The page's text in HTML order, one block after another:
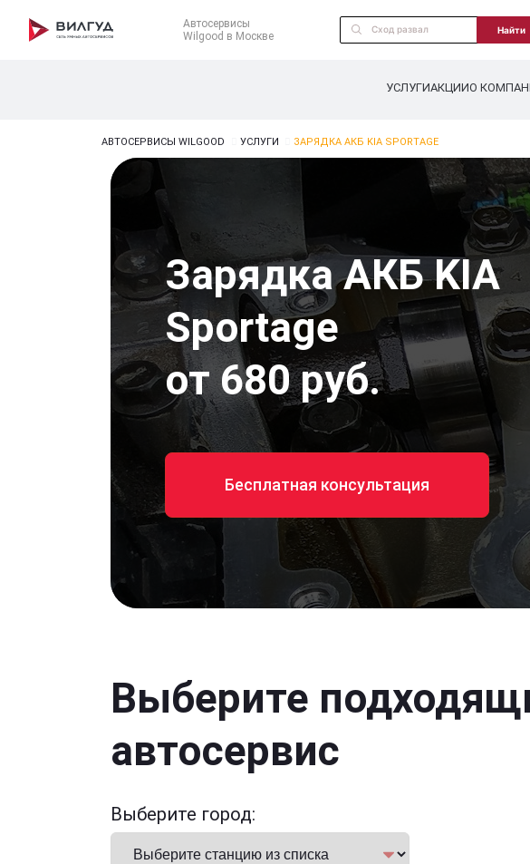
Автосервисы
Wilgood в Москве
Найти
УСЛУГИАКЦИИО
АВТОСЕРВИСЫ WILGOOD УСЛУГИ ЗАРЯДКА АКБ KIA SPORTAGE
Зарядка АКБ KIA
Sportage
от 680 руб.
Бесплатная консультация
Выберите
автосервис
Выберите город: